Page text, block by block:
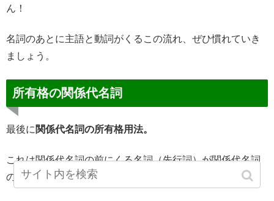
ん！
名詞のあとに主語と動詞がくるこの流れ、ぜひ慣れていき
ましょう。
所有格の関係代名詞
最後に 関係代名詞の所有格用法。
これは関係代名詞の前にくる名詞（先行詞）が関係代名詞
の後の部分と“of” でつながるとき